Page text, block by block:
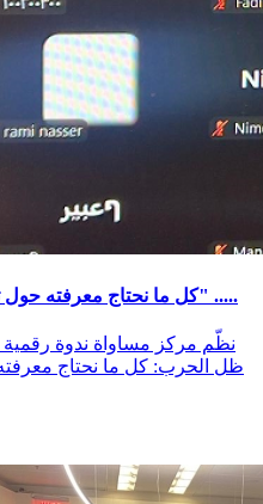
"كل ما نحتاج معرفته حول تعويضات الأضرار في ظل الحرب" .....
نظّم مركز مساواة ندوة
ظل الحرب: كل ما نحتاج